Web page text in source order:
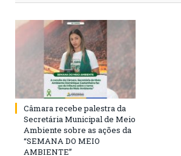
Câmara recebe palestra da
Secretária Municipal de Meio
Ambiente sobre as ações da
“SEMANA DO MEIO
AMBIENTE”